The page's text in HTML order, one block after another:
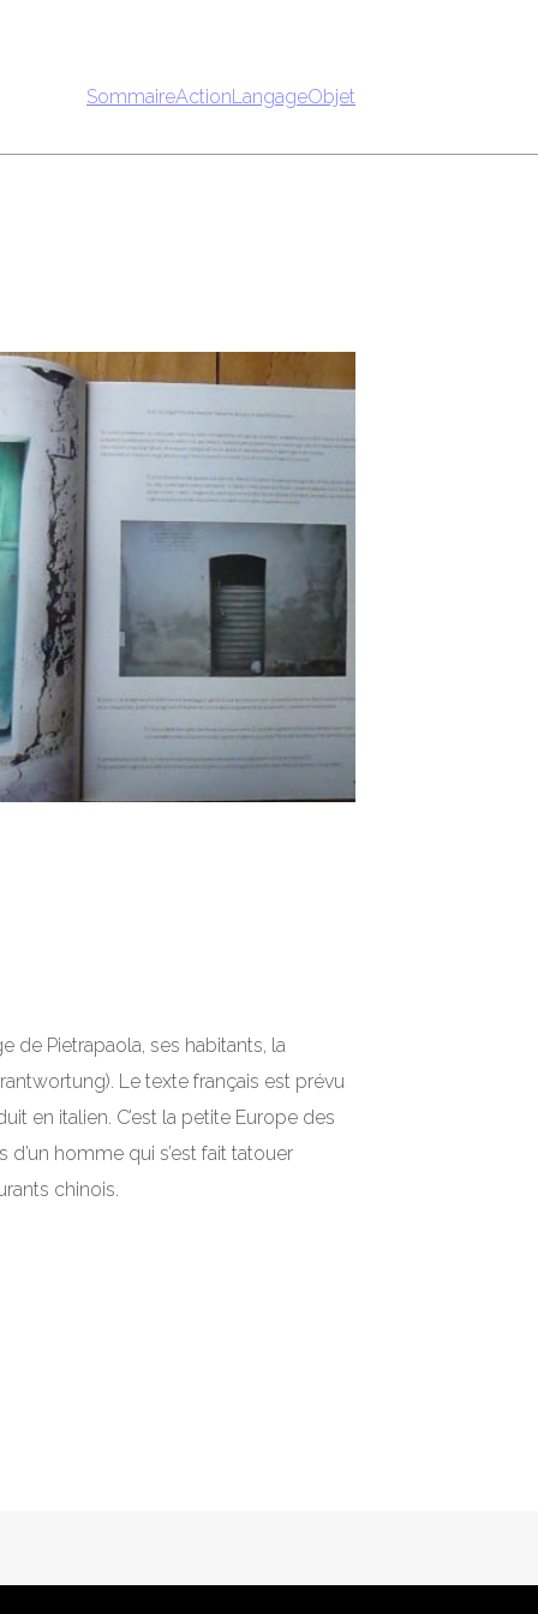
SommaireActionLangageObjet
de Pietrapaola, ses habitants, la
Le texte français est prévu
en italien. C’est la petite Europe des
homme qui s’est fait tatouer
chinois.